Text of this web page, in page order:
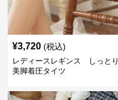
¥3,720 (税込)
レディースレギンス しっとり
美脚着圧タイツ